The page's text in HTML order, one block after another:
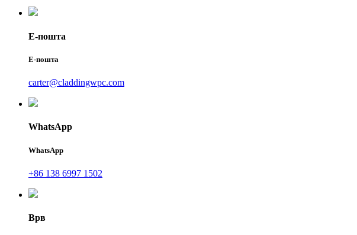
Е-пошта
Е-пошта
carter@claddingwpc.com
WhatsApp
WhatsApp
+86 138 6997 1502
Врв